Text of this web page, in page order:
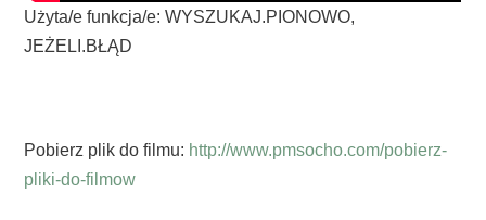
Użyta/e funkcja/e: WYSZUKAJ.PIONOWO,
JEŻELI.BŁĄD
Pobierz plik do filmu: http://www.pmsocho.com/pobierz-
pliki-do-filmow